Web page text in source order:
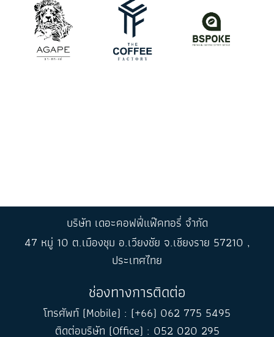
บริษัท เดอะคอฟฟี่แฟ๊คทอรี่ จำกัด
47 หมู่ 10 ต.เมืองชุม อ.เวียงชัย จ.เชียงราย 57210 ,
ประเทศไทย
ช่องทางการติดต่อ
โทรศัพท์ (Mobile) : (+66) 062 775 5495
ติดต่อบริษัท (Office) : 052 020 295